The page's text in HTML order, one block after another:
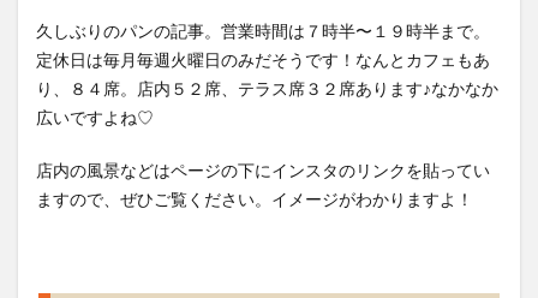
駐車
広々
『サ
サイ
ド』
さっ
久しぶりのパンの記事︎。営業時間は７時半〜１９時半まで。
定休日は毎月毎週火曜日のみだそうです！なんとカフェもあ
り、８４席。店内５２席、テラス席３２席あります♪なかなか
広いですよね♡
店内の風景などはページの下にインスタのリンクを貼ってい
ますので、ぜひご覧ください。イメージがわかりますよ！